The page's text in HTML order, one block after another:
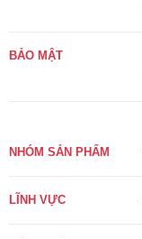
BẢO MẬT
NHÓM SẢN PHẨM
LĨNH VỰC